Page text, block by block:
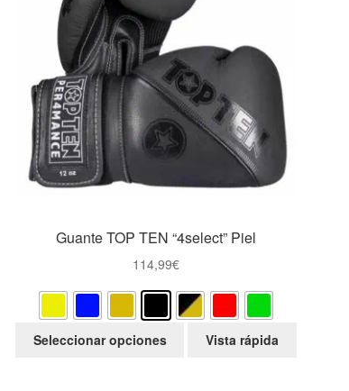
Guante TOP TEN “4select” Piel
114,99€
Seleccionar opciones
Este
producto
Vista rápida